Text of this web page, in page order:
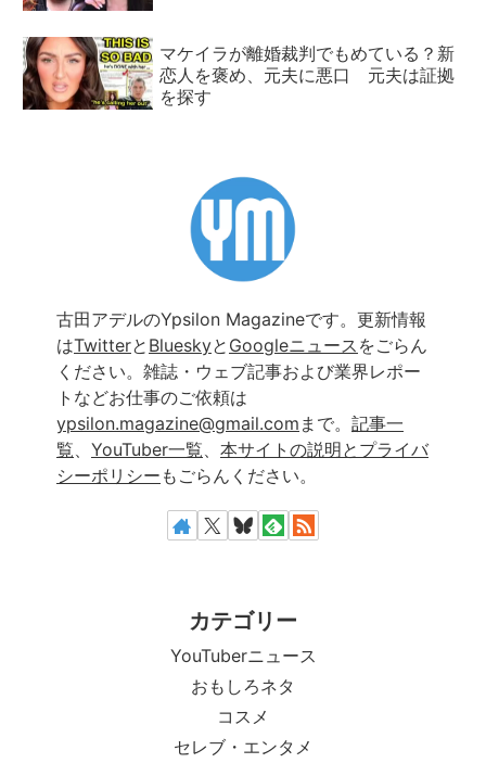
マケイラが離婚裁判でもめている？新
恋人を褒め、元夫に悪口 元夫は証拠
を探す
古田アデルのYpsilon Magazineです。更新情報
はTwitterと Blueskyと Googleニュース をごらん
ください。雑誌・ウェブ記事および業界レポー
トなどお仕事のご依頼は
ypsilon.magazine@gmail.com まで。 記事一
覧
YouTuber一覧
本サイトの説明とプライバ
シーポリシー もごらんください。
カテゴリー
YouTuberニュース
おもしろネタ
コスメ
セレブ・エンタメ